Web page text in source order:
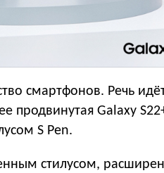
смартфонов. Речь
продвинутая Galaxy
S Pen.
стилусом,